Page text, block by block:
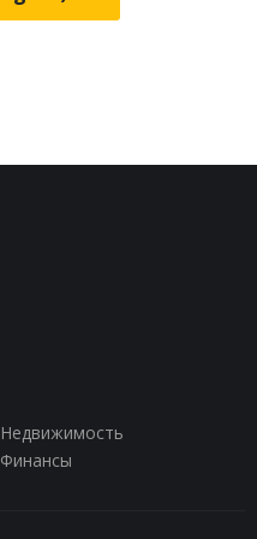
Недвижимость
Финансы